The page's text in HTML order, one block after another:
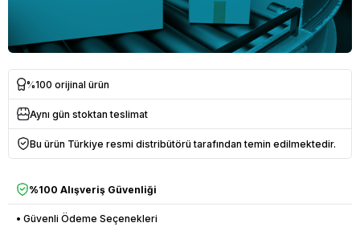
%100 orijinal ürün
Aynı gün stoktan teslimat
Bu ürün Türkiye resmi distribütörü tarafından temin edilmektedir.
%100 Alışveriş Güvenliği
• Güvenli Ödeme Seçenekleri